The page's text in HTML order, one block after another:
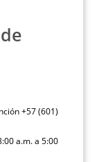
+57 (601)
a.m. a 5:00